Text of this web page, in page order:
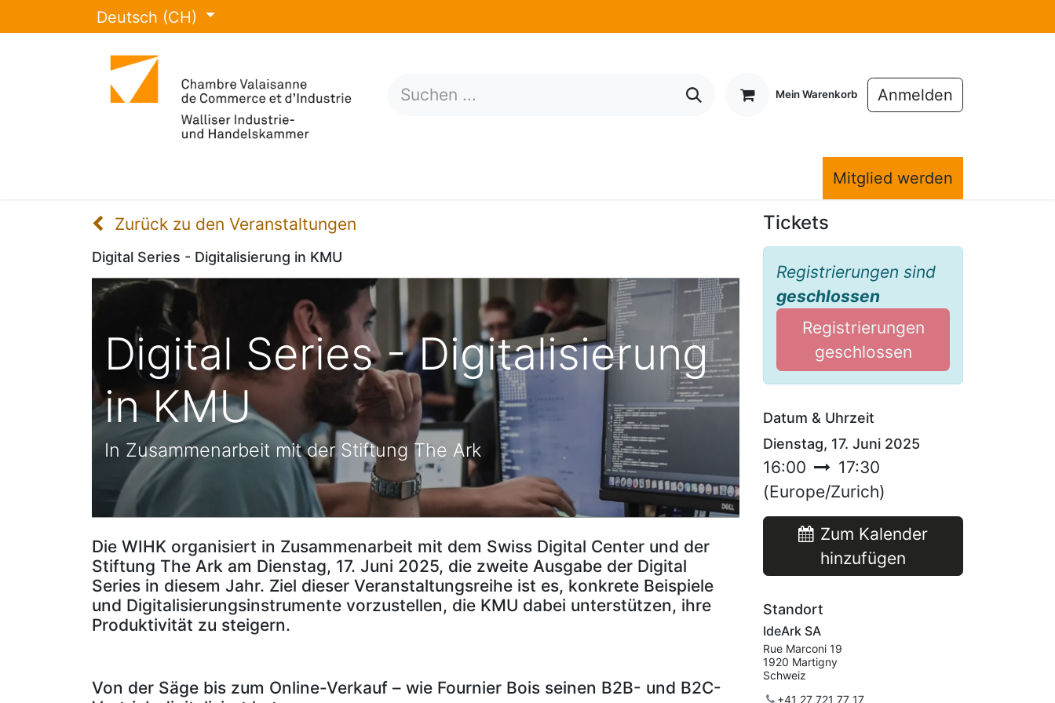
Deutsch (CH)
Mein Warenkorb Anmelden
Mitglied werden
Zurück zu den Veranstaltungen
Digital Series - Digitalisierung in KMU
Digital Series - Digitalisierung
in KMU
In Zusammenarbeit mit der Stiftung The Ark
Die WIHK organisiert in Zusammenarbeit mit dem Swiss Digital Center und der
Stiftung The Ark am Dienstag, 17. Juni 2025, die zweite Ausgabe der Digital
Series in diesem Jahr. Ziel dieser Veranstaltungsreihe ist es, konkrete Beispiele
und Digitalisierungsinstrumente vorzustellen, die KMU dabei unterstützen, ihre
Produktivität zu steigern.
Von der Säge bis zum Online-Verkauf – wie Fournier Bois seinen B2B- und B2C-
Tickets
Registrierungen sind
geschlossen
Registrierungen
geschlossen
Datum & Uhrzeit
Dienstag, 17. Juni 2025
16:00
17:30
(Europe/Zurich)
Zum Kalender
hinzufügen
Standort
IdeArk SA
Rue Marconi 19
1920 Martigny
Schweiz
+41 27 721 77 17